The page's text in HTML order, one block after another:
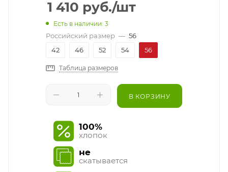
1 410 руб./шт
Есть в наличии: 3
Российский размер — 56
42
46 52 54 56
Таблица размеров
В КОРЗИНУ
100%
хлопок
не
скатывается